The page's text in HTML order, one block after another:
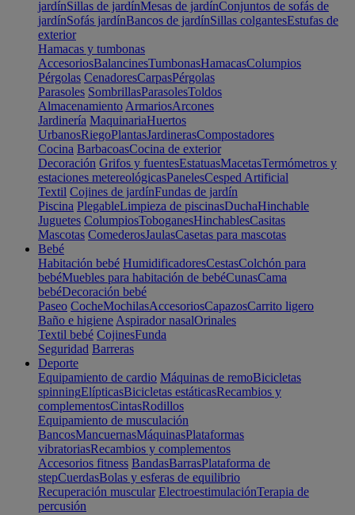
jardínSillas de jardínMesas de jardínConjuntos de sofás de
jardínSofás jardínBancos de jardínSillas colgantesEstufas de
exterior
Hamacas y tumbonas
AccesoriosBalancinesTumbonasHamacasColumpios
Pérgolas CenadoresCarpasPérgolas
Parasoles SombrillasParasolesToldos
Almacenamiento ArmariosArcones
Jardinería MaquinariaHuertos
UrbanosRiegoPlantasJardinerasCompostadores
Cocina BarbacoasCocina de exterior
Decoración Grifos y fuentesEstatuasMacetasTermómetros y
estaciones metereológicasPanelesCesped Artificial
Textil Cojines de jardínFundas de jardín
Piscina PlegableLimpieza de piscinasDuchaHinchable
Juguetes ColumpiosToboganesHinchablesCasitas
Mascotas ComederosJaulasCasetas para mascotas
Bebé
Habitación bebé HumidificadoresCestasColchón para
bebéMuebles para habitación de bebéCunasCama
bebéDecoración bebé
Paseo CocheMochilasAccesoriosCapazosCarrito ligero
Baño e higiene Aspirador nasalOrinales
Textil bebé CojinesFunda
Seguridad Barreras
Deporte
Equipamiento de cardio Máquinas de remoBicicletas
spinningElípticasBicicletas estáticasRecambios y
complementosCintasRodillos
Equipamiento de musculación
BancosMancuernasMáquinasPlataformas
vibratoriasRecambios y complementos
Accesorios fitness BandasBarrasPlataforma de
stepCuerdasBolas y esferas de equilibrio
Recuperación muscular ElectroestimulaciónTerapia de
percusión